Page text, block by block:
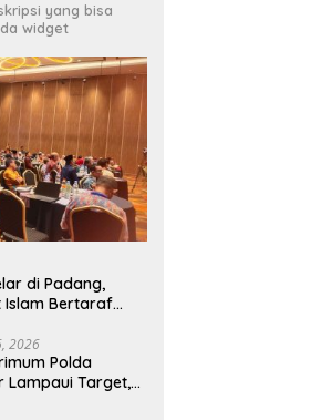
yang bisa
widget
di Padang,
Islam Bertaraf
2026
Polda
Lampaui Target,